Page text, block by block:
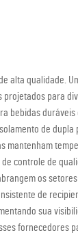
alta qualidade.
projetados para
bebidas duráveis
de dupla
mantenham
controle de
os
de
sua
fornecedores